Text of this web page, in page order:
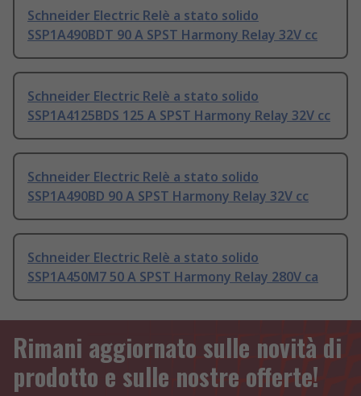
Schneider Electric Relè a stato solido
SSP1A490BDT 90 A SPST Harmony Relay 32V cc
Schneider Electric Relè a stato solido
SSP1A4125BDS 125 A SPST Harmony Relay 32V cc
Schneider Electric Relè a stato solido
SSP1A490BD 90 A SPST Harmony Relay 32V cc
Schneider Electric Relè a stato solido
SSP1A450M7 50 A SPST Harmony Relay 280V ca
Rimani aggiornato sulle novità di
prodotto e sulle nostre offerte!